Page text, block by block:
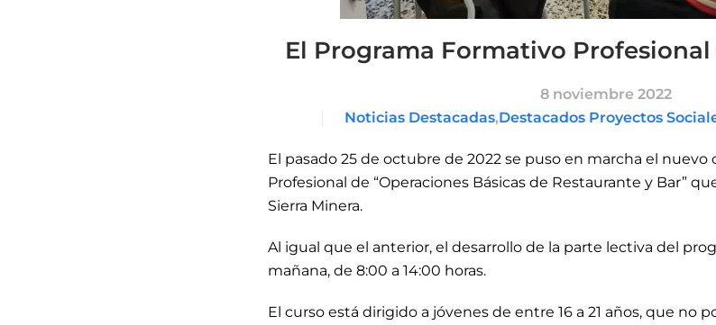
El Programa Formativo
8 noviembre 2022
Noticias Destacadas,Destacados Proyectos
El pasado 25 de octubre de 2022 se puso en marcha el
Profesional de “Operaciones Básicas de Restaurante y Bar”
Sierra Minera.
Al igual que el anterior, el desarrollo de la parte lectiva del
mañana, de 8:00 a 14:00 horas.
El curso está dirigido a jóvenes de entre 16 a 21 años, que no